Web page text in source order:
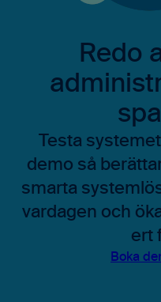
Redo
Testa
demo så
smarta
vardagen och
ert
Boka